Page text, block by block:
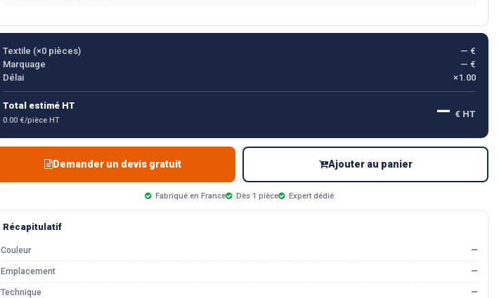
Textile (×0pièces)
— €
Marquage
— €
Délai
×1.00
Total estimé HT
0.00 €/pièce HT — € HT
Demander un devis gratuit Ajouter au panier
Fabriqué en France Dès 1 pièce Expert dédié
Récapitulatif
Couleur —
Emplacement —
Technique —